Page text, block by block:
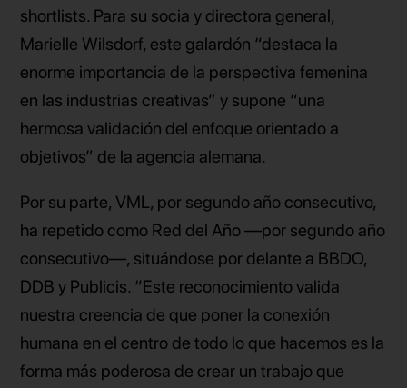
shortlists. Para su socia y directora general,
Marielle Wilsdorf, este galardón “destaca la
enorme importancia de la perspectiva femenina
en las industrias creativas” y supone “una
hermosa validación del enfoque orientado a
objetivos” de la agencia alemana.
Por su parte, VML, por segundo año consecutivo,
ha repetido como Red del Año —por segundo año
consecutivo—, situándose por delante a BBDO,
DDB y Publicis. “Este reconocimiento valida
nuestra creencia de que poner la conexión
humana en el centro de todo lo que hacemos es la
forma más poderosa de crear un trabajo que